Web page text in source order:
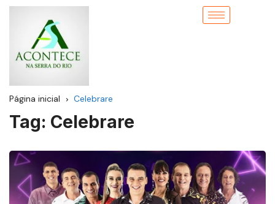
Página inicial Celebrare
Tag: Celebrare